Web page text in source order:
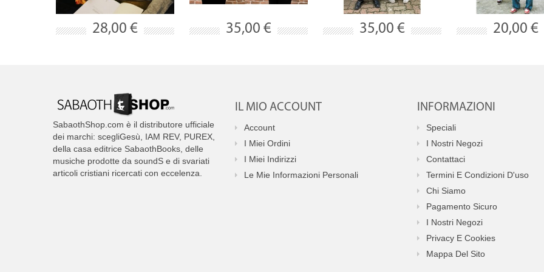
28,00 € 35,00 € 35,00 € 20,00 €
SabaothShop.com è il distributore ufficiale
dei marchi: scegliGesù, IAM REV, PUREX,
della casa editrice SabaothBooks, delle
musiche prodotte da soundS e di svariati
articoli cristiani ricercati con eccelenza.
IL MIO ACCOUNT
Account
I Miei Ordini
I Miei Indirizzi
Le Mie Informazioni Personali
INFORMAZIONI
Speciali
I Nostri Negozi
Contattaci
Termini E Condizioni D'uso
Chi Siamo
Pagamento Sicuro
I Nostri Negozi
Privacy E Cookies
Mappa Del Sito